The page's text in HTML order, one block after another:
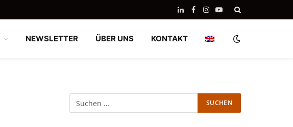
LinkedIn
Facebook
Instagram
YouTube
NEWSLETTER ÜBER UNS KONTAKT